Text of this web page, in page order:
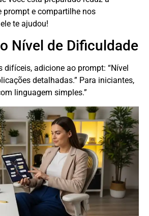
prompt e compartilhe nos
te ajudou!
Nível de Dificuldade
difíceis, adicione ao prompt: “Nível
detalhadas.” Para iniciantes,
linguagem simples.”